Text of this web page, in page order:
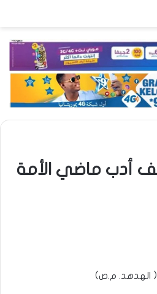
أدب ماضي الأمة